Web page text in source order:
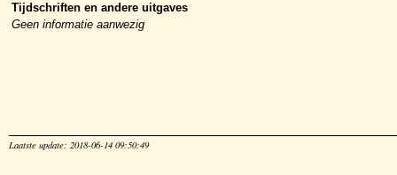
Tijdschriften en andere uitgaves
Geen informatie aanwezig
Laatste update: 2018-06-14 09:50:49